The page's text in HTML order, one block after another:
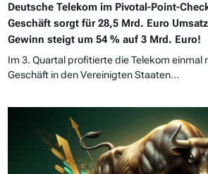
Deutsche Telekom im Pivotal-Point-
Geschäft sorgt für 28,5 Mrd. Euro
Gewinn steigt um 54 % auf 3 Mrd. Euro!
Im 3. Quartal profitierte die Telekom einmal
Geschäft in den Vereinigten Staaten...